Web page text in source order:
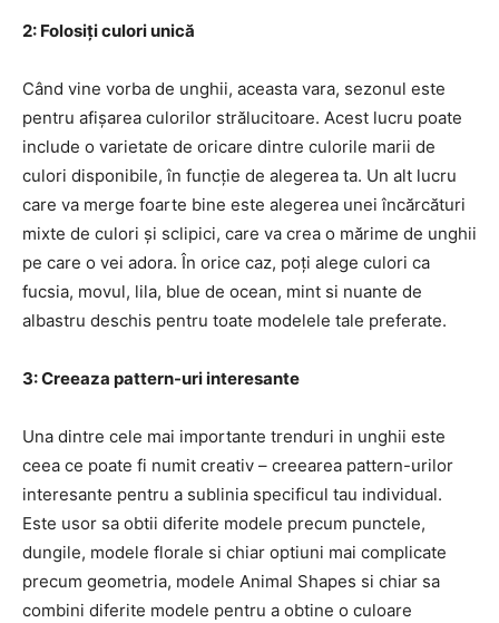
2: Folosiți culori unică
Când vine vorba de unghii, aceasta vara, sezonul este
pentru afișarea culorilor strălucitoare. Acest lucru poate
include o varietate de oricare dintre culorile marii de
culori disponibile, în funcție de alegerea ta. Un alt lucru
care va merge foarte bine este alegerea unei încărcături
mixte de culori și sclipici, care va crea o mărime de unghii
pe care o vei adora. În orice caz, poți alege culori ca
fucsia, movul, lila, blue de ocean, mint si nuante de
albastru deschis pentru toate modelele tale preferate.
3: Creeaza pattern-uri interesante
Una dintre cele mai importante trenduri in unghii este
ceea ce poate fi numit creativ – creearea pattern-urilor
interesante pentru a sublinia specificul tau individual.
Este usor sa obtii diferite modele precum punctele,
dungile, modele florale si chiar optiuni mai complicate
precum geometria, modele Animal Shapes si chiar sa
combini diferite modele pentru a obtine o culoare